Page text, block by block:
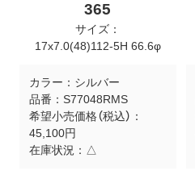
365
サイズ：
17x7.0(48)112-5H 66.6φ
カラー： シルバー
品番： S77048RMS
希望小売価格（税込）：
45,100円
在庫状況： △